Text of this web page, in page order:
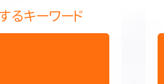
るキーワード